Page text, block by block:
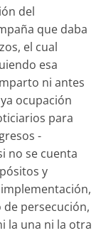
del
que daba
el cual
esa
ni antes
ocupación
para
-
no se cuenta
y
persecución,
la una ni la otra